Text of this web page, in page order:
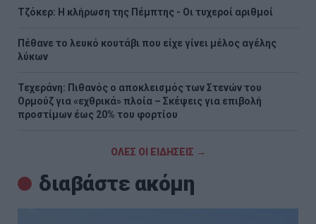
Τζόκερ: Η κλήρωση της Πέμπτης - Οι τυχεροί αριθμοί
Πέθανε το λευκό κουτάβι που είχε γίνει μέλος αγέλης
λύκων
Τεχεράνη: Πιθανός ο αποκλεισμός των Στενών του
Ορμούζ για «εχθρικά» πλοία – Σκέψεις για επιβολή
προστίμων έως 20% του φορτίου
ΟΛΕΣ ΟΙ ΕΙΔΗΣΕΙΣ →
διαβάστε ακόμη